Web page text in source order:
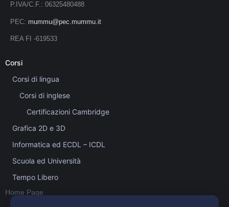
P.IVA/C.F.: 06325480488
PEC: mummu@pec.mummu.it
REA FI -619533
Corsi
Corsi di lingua
Corsi di inglese
Certificazioni Cambridge
Grafica 2D e 3D
Informatica ed ECDL – ICDL
Scuola ed Università
Tempo Libero
Home Page